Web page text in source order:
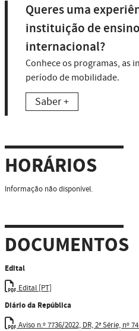
Queres uma
instituição de
internacional?
Conhece os programas, as
período de mobilidade.
Saber +
HORÁRIOS
Informação não disponível.
DOCUMENTOS
Edital
Edital [PT]
Diário da República
Aviso n.º 7736/2022, DR, 2ª Série, nº